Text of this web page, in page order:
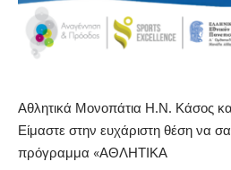
Αθλητικά Μονοπάτια Η.Ν. Κάσος
Είμαστε στην ευχάριστη θέση να
πρόγραμμα «ΑΘΛΗΤΙΚΑ